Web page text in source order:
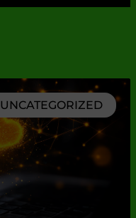
UNCATEGORIZED